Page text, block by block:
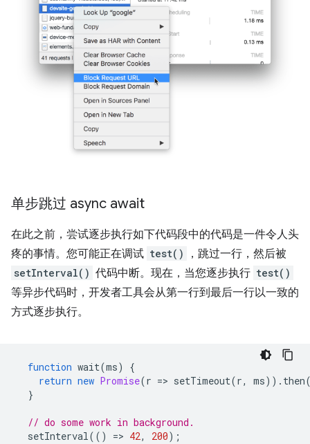
单步跳过 async await
在此之前，尝试逐步执行如下代码段中的代码是一件令人头
疼的事情。您可能正在调试 test() ，跳过一行，然后被
setInterval() 代码中断。现在，当您逐步执行 test()
等异步代码时，开发者工具会从第一行到最后一行以一致的
方式逐步执行。
function wait(ms)
{
return new Promise(r => setTimeout(r, ms)). then
}
// do some work in background.
setInterval(() => 42, 200);